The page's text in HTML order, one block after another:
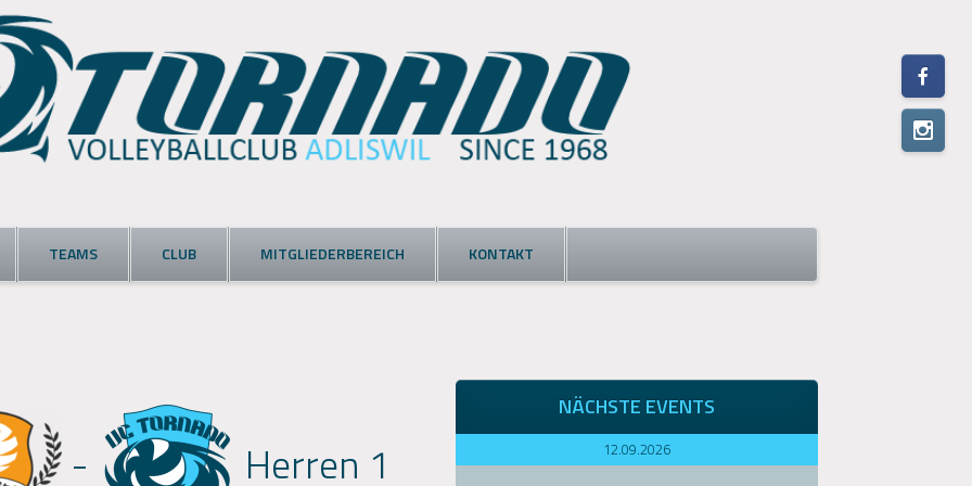
TEAMS CLUB MITGLIEDERBEREICH KONTAKT
- Herren 1
NÄCHSTE EVENTS
12.09.2026